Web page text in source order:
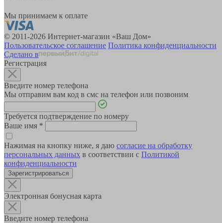
Мы принимаем к оплате
© 2011-2026 Интернет-магазин «Ваш Дом»
Пользовательское соглашение Политика конфиденциальности
Сделано в
Регистрация
Введите номер телефона
Мы отправим вам код в смс на телефон или позвоним
Требуется подтверждение по номеру
Ваше имя *
Нажимая на кнопку ниже, я даю согласие на обработку
персональных данных в соответствии с Политикой
конфиденциальности
Зарегистрироваться
Электронная бонусная карта
Введите номер телефона